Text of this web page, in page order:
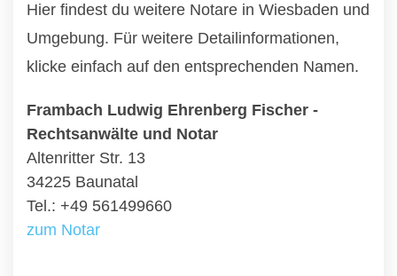
Hier findest du weitere Notare in Wiesbaden und
Umgebung. Für weitere Detailinformationen,
klicke einfach auf den entsprechenden Namen.
Frambach Ludwig Ehrenberg Fischer -
Rechtsanwälte und Notar
Altenritter Str. 13
34225 Baunatal
Tel.: +49 561499660
zum Notar